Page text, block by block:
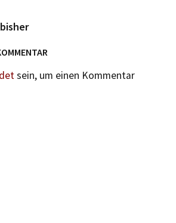
sein, um einen Kommentar